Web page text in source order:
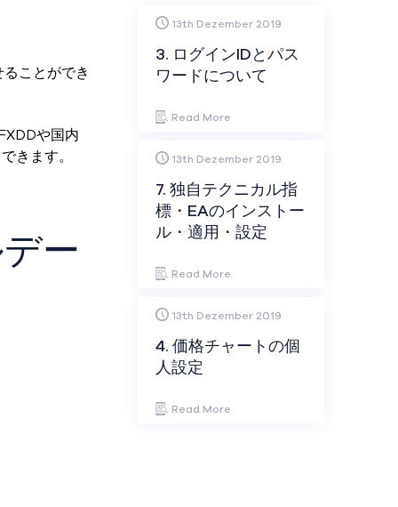
ことができ
や国内
きます。
ー
13th Dezember 2019
3. ログインIDとパス
ワードについて
Read More
13th Dezember 2019
7. 独自テクニカル指
標・EAのインストー
ル・適用・設定
Read More
13th Dezember 2019
4. 価格チャートの個
人設定
Read More